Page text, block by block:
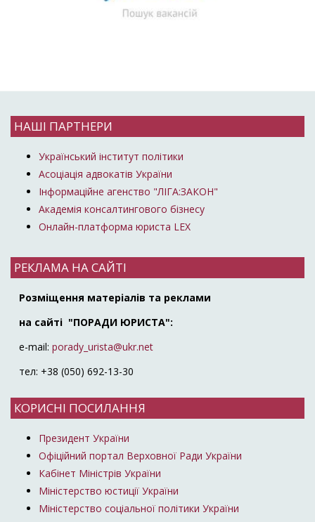
НАШІ ПАРТНЕРИ
Український інститут політики
Асоціація адвокатів України
Інформаційне агенство "ЛІГА:ЗАКОН"
Академія консалтингового бізнесу
Онлайн-платформа юриста LEX
РЕКЛАМА НА САЙТІ
Розміщення матеріалів та реклами
на сайті "ПОРАДИ ЮРИСТА":
e-mail: porady_urista@ukr.net
тел: +38 (050) 692-13-30
КОРИСНІ ПОСИЛАННЯ
Президент України
Офіційний портал Верховної Ради України
Кабінет Міністрів України
Міністерство юстиції України
Міністерство соціальної політики України